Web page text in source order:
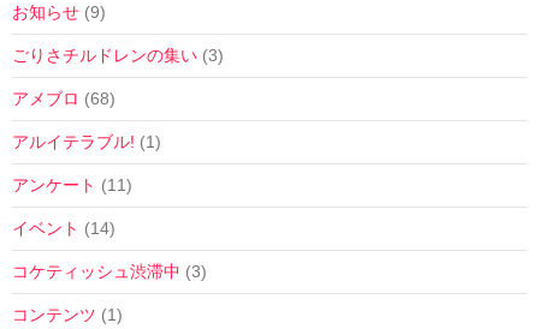
お知らせ (9)
ごりさチルドレンの集い (3)
アメブロ (68)
アルイテラブル! (1)
アンケート (11)
イベント (14)
コケティッシュ渋滞中 (3)
コンテンツ (1)